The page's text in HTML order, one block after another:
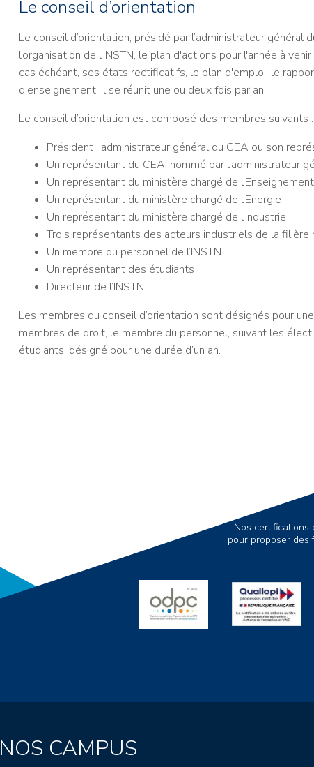
Le conseil d’orientation
Le conseil d’orientation, présidé par l’administrateur
l’organisation de l'INSTN, le plan d'actions pour l'année à
cas échéant, ses états rectificatifs, le plan d'emploi, le
d'enseignement. Il se réunit une ou deux fois par an.
Le conseil d’orientation est composé des membres suivants :
Président : administrateur général du CEA ou son
Un représentant du CEA, nommé par l’administrateur
Un représentant du ministère chargé de
Un représentant du ministère chargé de l’Energie
Un représentant du ministère chargé de l’Industrie
Trois représentants des acteurs industriels de la filière
Un membre du personnel de l’INSTN
Un représentant des étudiants
Directeur de l’INSTN
Les membres du conseil d’orientation sont désignés pour
membres de droit, le membre du personnel, suivant les
étudiants, désigné pour une durée d’un an.
Nos certifications
pour proposer des
NOS CAMPUS